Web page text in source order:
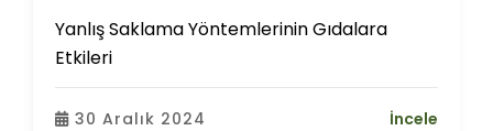
Yanlış Saklama Yöntemlerinin Gıdalara
Etkileri
30 Aralık 2024 İncele